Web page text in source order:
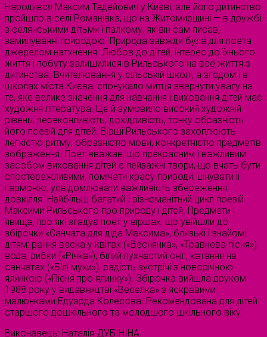
Народився Максим Тадейович у Києві, але його дитинство
пройшло в селі Романівка, що на Житомирщині — в дружбі
з селянськими дітьми і палкому, як він сам писав,
замилуванні природою. Природа завжди була для поета
джерелом натхнення. Любов до дітей, інтерес до їхнього
життя і побуту залишилися в Рильського на все життя з
дитинства. Вчителювання у сільській школі, а згодом і в
школах міста Києва, спонукало митця звернути увагу на
те, яке велике значення для навчання і виховання дітей має
художня література. Це й зумовило високий художній
рівень, переконливість, дохідливість, тонку образність
його поезій для дітей. Вірші Рильського захоплюють
легкістю ритму, образністю мови, конкретністю предметів
зображення. Поет вважав, що прекрасним і важливим
засобом виховання дітей є пейзажні твори, що вчать бути
спостережливими, помічати красу природи, цінувати її
гармонію, усвідомлювати важливість збереження
довкілля. Найбільш багатий і різноманітний цикл поезій
Максими Рильського про природу і дітей. Предмети і
явища, про які згадує поет у віршах, що увійшли до
збірочки «Санчата для діда Максима», близькі і знайомі
дітям: рання весна у квітах («Веснянка», «Травнева пісня»),
вода, рибки («Річка»), білий пухнастий сніг, катання на
санчатах («Білі мухи»), радість зустрічі з новорічною
ялинкою («Пісня про ялинку»). Збірочка вийшла друком
1988 року у видавництві «Веселка» з яскравими
малюнками Едуарда Колесова. Рекомендована для дітей
старшого дошкільного та молодшого шкільного віку.
Виконавець: Наталія ДУБІНІНА